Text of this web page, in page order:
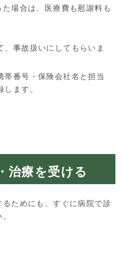
場合は、医療費も慰謝料も
、事故扱いにしてもらいま
帯番号・保険会社名と担当
ます。
治療を受ける
ためにも、すぐに病院で診